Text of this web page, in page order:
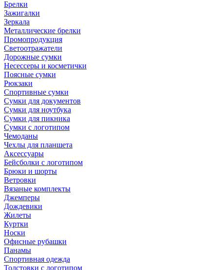
Брелки
Зажигалки
Зеркала
Металлические брелки
Промопродукция
Светоотражатели
Дорожные сумки
Несессеры и косметички
Поясные сумки
Рюкзаки
Спортивные сумки
Сумки для документов
Сумки для ноутбука
Сумки для пикника
Сумки с логотипом
Чемоданы
Чехлы для планшета
Аксессуары
Бейсболки с логотипом
Брюки и шорты
Ветровки
Вязаные комплекты
Джемперы
Дождевики
Жилеты
Куртки
Носки
Офисные рубашки
Панамы
Спортивная одежда
Толстовки с логотипом